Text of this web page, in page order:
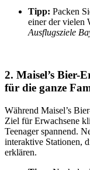
Tipp: Packen
einer der vielen
Ausflugsziele
2. Maisel’s Bier-
für die ganze
Während Maisel’s
Ziel für Erwachsene
Teenager spannend.
interaktive Stationen,
erklären.